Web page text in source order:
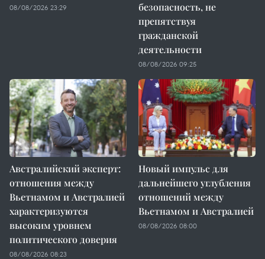
08/08/2026 23:29
безопасность, не
препятствуя
гражданской
деятельности
08/08/2026 09:25
Австралийский эксперт:
отношения между
Вьетнамом и Австралией
характеризуются
высоким уровнем
политического доверия
08/08/2026 08:23
Новый импульс для
дальнейшего углубления
отношений между
Вьетнамом и Австралией
08/08/2026 08:00